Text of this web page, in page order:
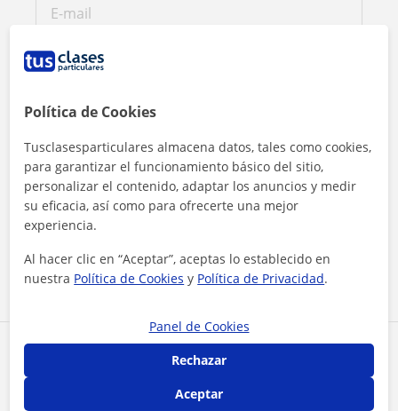
Comparte a este profesor
Al hacer clic, aceptas nuestroaviso legal y de privacidad
Contactar ahora
Política de Cookies
Tusclasesparticulares almacena datos, tales como cookies,
para garantizar el funcionamiento básico del sitio,
personalizar el contenido, adaptar los anuncios y medir
su eficacia, así como para ofrecerte una mejor
experiencia.
Al hacer clic en “Aceptar”, aceptas lo establecido en
nuestra Política de Cookies y Política de Privacidad.
Panel de Cookies
Rechazar
Aceptar